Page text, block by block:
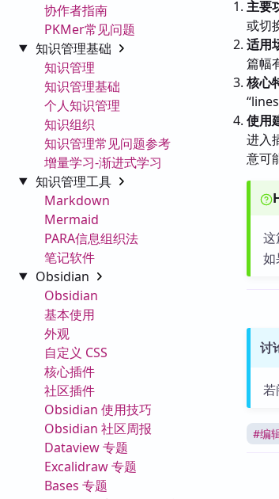
协作者指南
PKMer常见问题
知识管理基础
知识管理
知识管理基础
个人知识管理
知识组织
知识管理常见问题参考
增量学习-渐进式学习
知识管理工具
Markdown
Mermaid
PARA信息组织法
笔记软件
Obsidian
Obsidian
基本使用
外观
自定义 CSS
核心插件
社区插件
Obsidian 使用技巧
Obsidian 社区周报
Dataview 专题
Excalidraw 专题
Bases 专题
主要
或切
适用
篇幅
核心
使用
进入
意可
这
如
讨
若
#编